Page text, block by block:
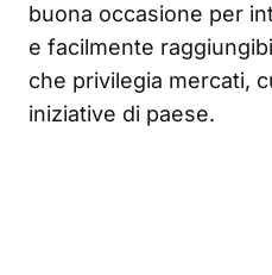
buona occasione per
e facilmente
che privilegia mercati,
iniziative di paese.